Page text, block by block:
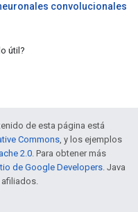
convolucionales
útil?
de esta página está
Commons, y los ejemplos
2.0. Para obtener más
de Google Developers. Java
afiliados.